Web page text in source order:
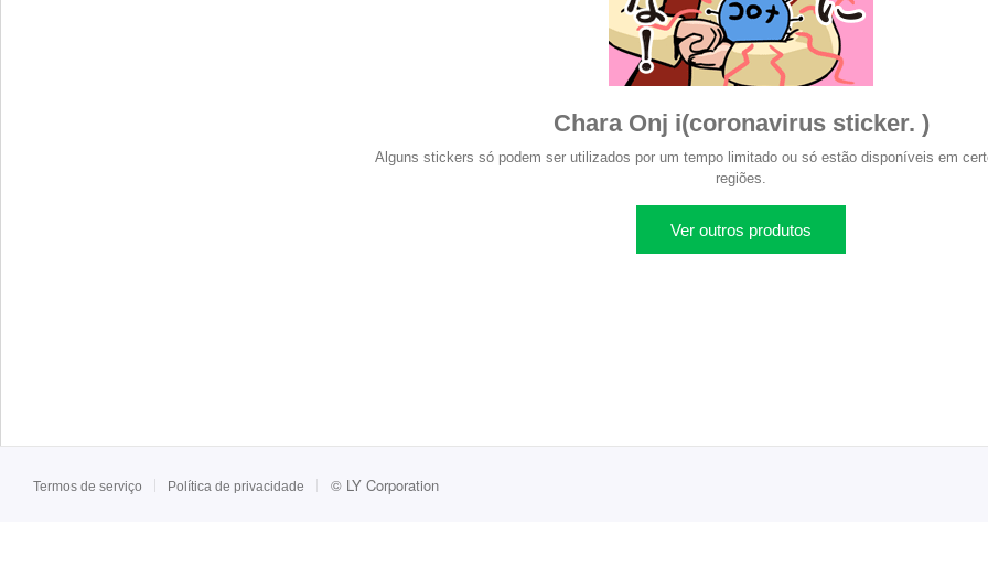
Chara Onj i(coronavirus sticker. )
Alguns stickers só podem ser utilizados por um tempo limitado ou só estão disponíveis em
regiões.
Ver outros produtos
Termos de serviço Política de privacidade © LY Corporation